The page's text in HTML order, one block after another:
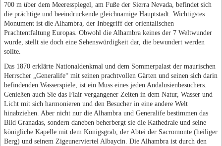
700 m über dem Meeresspiegel, am Fuße der Sierra Nevada, befindet sich
die prächtige und beeindruckende gleichnamige Hauptstadt. Wichtigstes
Monument ist die Alhambra, der Inbegriff der orientalischen
Prachtentfaltung Europas. Obwohl die Alhambra keines der 7 Weltwunder
wurde, stellt sie doch eine Sehenswürdigkeit dar, die bewundert werden
sollte.
Das 1870 erklärte Nationaldenkmal und dem Sommerpalast der maurischen
Herrscher „Generalife“ mit seinen prachtvollen Gärten und seinen sich darin
befindenden Wasserspiele, ist ein Muss eines jeden Andalusienbesuchers.
Genießen auch Sie das Flair vergangener Zeiten in dem Natur, Wasser und
Licht mit sich harmonieren und den Besucher in eine andere Welt
hinabziehen. Aber nicht nur die Alhambra und Generalife bestimmen das
Bild Granadas, sondern daneben beherbergt sie die Kathedrale und seine
königliche Kapelle mit dem Königsgrab, der Abtei der Sacromonte (heiliger
Berg) und seinem Zigeunerviertel Albaycin. Die Alhambra ist durch den